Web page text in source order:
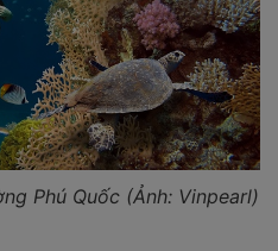
Phú Quốc (Ảnh: Vinpearl)